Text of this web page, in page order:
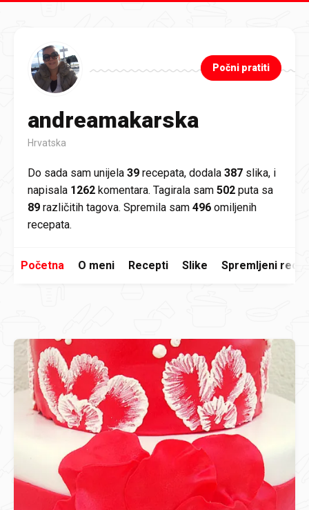
andreamakarska
Hrvatska
Počni pratiti
Do sada sam unijela 39 recepata, dodala 387 slika, i
napisala 1262 komentara. Tagirala sam 502 puta sa
89 različitih tagova. Spremila sam 496 omiljenih
recepata.
Početna O meni Recepti Slike Spremljeni